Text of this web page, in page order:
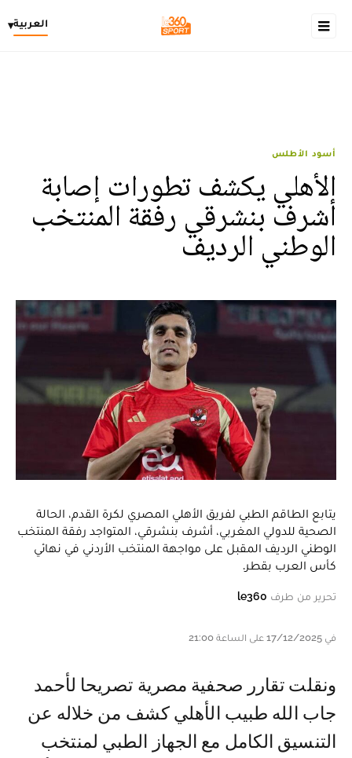
العربية▾
أسود الأطلس
الأهلي يكشف تطورات إصابة
أشرف بنشرقي رفقة المنتخب
الوطني الرديف
يتابع الطاقم الطبي لفريق الأهلي المصري لكرة القدم، الحالة
الصحية للدولي المغربي، أشرف بنشرقي، المتواجد رفقة المنتخب
الوطني الرديف المقبل على مواجهة المنتخب الأردني في نهائي
كأس العرب بقطر.
تحرير من طرف le360
في 17/12/2025 على الساعة 21:00
ونقلت تقارر صحفية مصرية تصريحا لأحمد
جاب الله طبيب الأهلي كشف من خلاله عن
التنسيق الكامل مع الجهاز الطبي لمنتخب